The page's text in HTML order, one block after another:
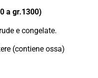
a gr.1300)
e congelate.
(contiene ossa)